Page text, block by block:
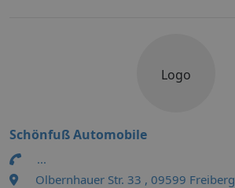
Logo
Schönfuß Automobile
...
Olbernhauer Str. 33 , 09599 Freiberg